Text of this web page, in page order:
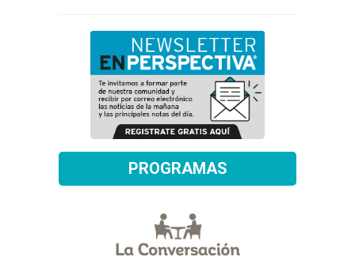
PROGRAMAS